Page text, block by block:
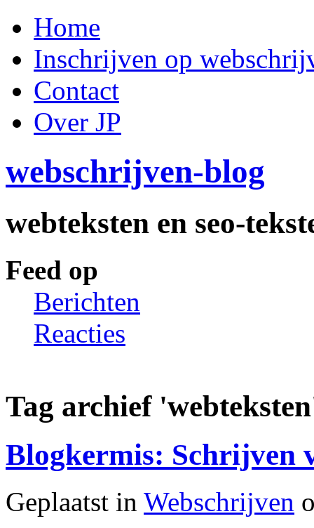
Home
Inschrijven op
Contact
Over JP
webschrijven-blog
webteksten en seo-
Feed op
Berichten
Reacties
Tag archief
Blogkermis: Schrijven
Geplaatst in Webschrijven